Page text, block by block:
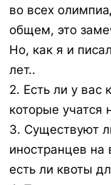
во всех
общем, это
Но, как я и
лет..
2. Есть ли у вас
которые учатся
3. Существуют
иностранцев на
есть ли квоты